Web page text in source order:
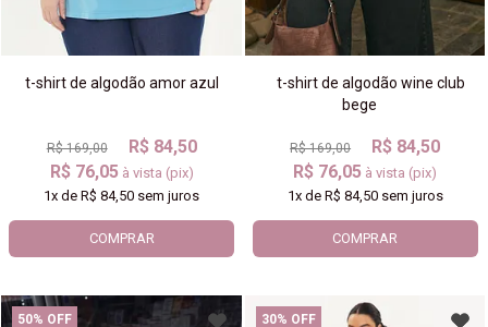
t-shirt de algodão amor azul
R$ 169,00
R$ 84,50
R$ 76,05 à vista (pix)
1x deR$ 84,50 sem juros
COMPRAR
t-shirt de algodão wine club
bege
R$ 169,00
R$ 84,50
R$ 76,05 à vista (pix)
1xde R$ 84,50sem juros
COMPRAR
50% OFF 30% OFF